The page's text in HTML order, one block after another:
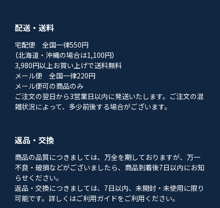
配送・送料
宅配便 全国一律550円
（北海道・沖縄の場合は1,100円）
3,980円以上お買い上げで送料無料
メール便 全国一律220円
メール便可の商品のみ
ご注文の翌日から3営業日以内に発送いたします。ご注文の混
雑状況によって、多少前後する場合がございます。
返品・交換
商品の品質につきましては、万全を期しておりますが、万一
不良・破損などがございましたら、商品到着後7日以内にお知
らせください。
返品・交換につきましては、7日以内、未開封・未使用に限り
可能です。詳しくはご利用ガイドをご利用ください。